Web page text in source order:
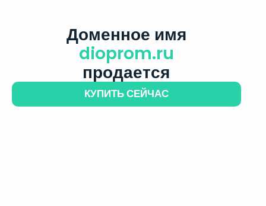
Доменное имя
dioprom.ru
продается
КУПИТЬ СЕЙЧАС